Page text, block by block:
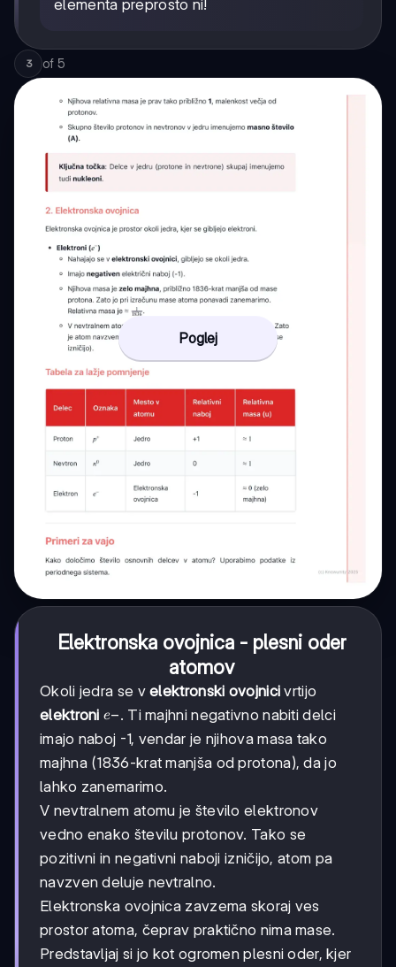
elementa preprosto ni!
3 of 5
Poglej
Elektronska ovojnica - plesni oder
atomov
Okoli jedra se velektronski ovojnici vrtijo
elektroni e-
e−. Ti majhni negativno nabiti delci
imajo naboj -1, vendar je njihova masa tako
majhna (1836-krat manjša od protona), da jo
lahko zanemarimo.
V nevtralnem atomu je število elektronov
vedno enako številu protonov. Tako se
pozitivni in negativni naboji izničijo, atom pa
navzven deluje nevtralno.
Elektronska ovojnica zavzema skoraj ves
prostor atoma, čeprav praktično nima mase.
Predstavljaj si jo kot ogromen plesni oder, kjer